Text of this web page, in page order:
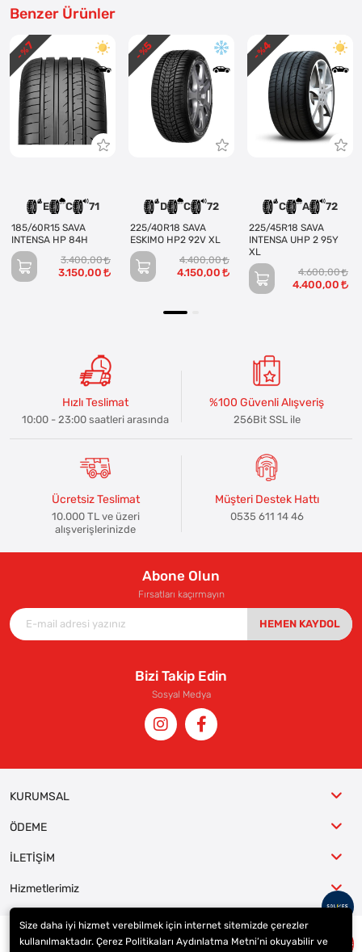
Benzer Ürünler
E C 71
185/60R15 SAVA
INTENSA HP 84H
3.400,00
3.150,00
- %
7
D C 72
225/40R18 SAVA
ESKIMO HP2 92V XL
4.400,00
4.150,00
- %
5
C A 72
225/45R18 SAVA
INTENSA UHP 2 95Y
XL
4.600,00
4.400,00
- %
4
Hızlı Teslimat
10:00 - 23:00 saatleri arasında
%100 Güvenli Alışveriş
256Bit SSL ile
Ücretsiz Teslimat
10.000 TL ve üzeri
alışverişlerinizde
Müşteri Destek Hattı
0535 611 14 46
Abone Olun
Fırsatları kaçırmayın
HEMEN KAYDOL
Bizi Takip Edin
Sosyal Medya
KURUMSAL
ÖDEME
İLETİŞİM
Hizmetlerimiz
Size daha iyi hizmet verebilmek için internet sitemizde çerezler
kullanılmaktadır. Çerez Politikaları Aydınlatma Metni’ni okuyabilir ve